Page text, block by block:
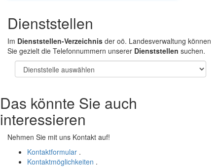
Dienststellen
Im Dienststellen-Verzeichnis der oö. Landesverwaltung können
Sie gezielt die Telefonnummern unserer Dienststellen suchen.
Das könnte Sie auch
interessieren
Nehmen Sie mit uns Kontakt auf!
Kontaktformular .
Kontaktmöglichkeiten .